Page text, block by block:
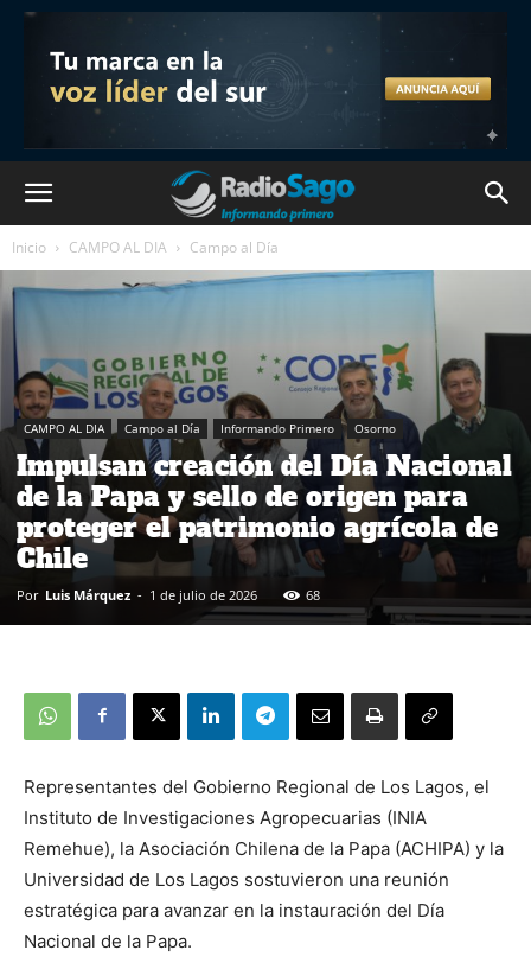
Inicio CAMPO AL DIA Campo al Día
CAMPO AL DIA Campo al Día Informando Primero Osorno
Impulsan creación del Día Nacional
de la Papa y sello de origen para
proteger el patrimonio agrícola de
Chile
Por Luis Márquez - 1 de julio de 2026 68
Representantes del Gobierno Regional de Los Lagos, el
Instituto de Investigaciones Agropecuarias (INIA
Remehue), la Asociación Chilena de la Papa (ACHIPA) y la
Universidad de Los Lagos sostuvieron una reunión
estratégica para avanzar en la instauración del Día
Nacional de la Papa.